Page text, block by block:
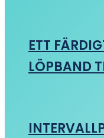
ETT
LÖPBAND